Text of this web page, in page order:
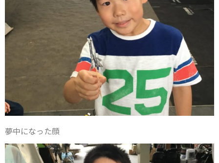
夢中になった顔